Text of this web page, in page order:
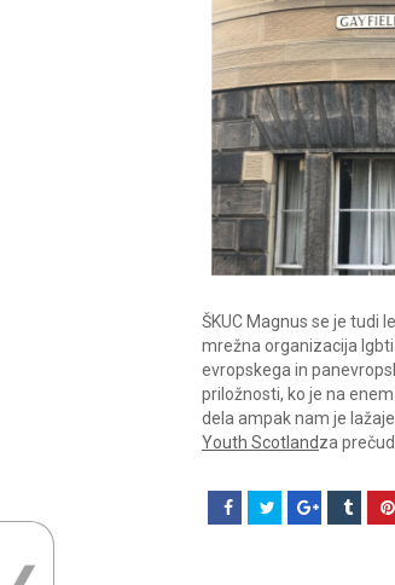
ŠKUC Magnus se je tudi
mrežna organizacija
evropskega in
priložnosti, ko je na
dela ampak nam je
Youth Scotlandza